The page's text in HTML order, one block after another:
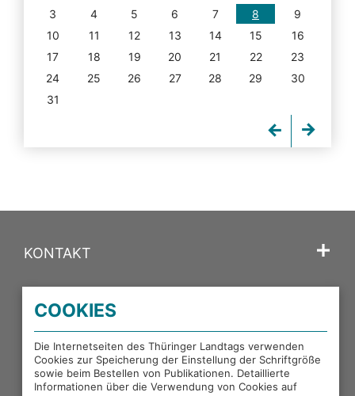
3
4 5 6 7 8
9
10
11 12 13 14 15
16
17
18 19 20 21 22
23
24
25 26 27 28 29
30
31
KONTAKT
PORTALE DES THÜRINGER LANDTAGS
EXTERNE LINKS
COOKIES
Die Internetseiten des Thüringer Landtags verwenden
Cookies zur Speicherung der Einstellung der Schriftgröße
sowie beim Bestellen von Publikationen. Detaillierte
Informationen über die Verwendung von Cookies auf